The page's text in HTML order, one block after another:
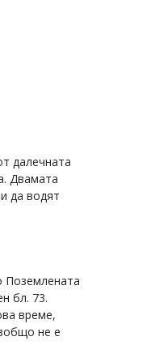
далечната
Двамата
да водят
Поземлената
бл. 73.
време,
не е